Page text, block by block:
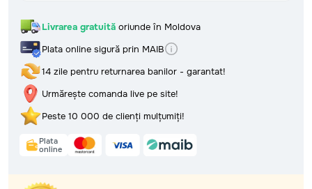
Livrarea gratuită oriunde în Moldova
Plata online sigură prin MAIB
14 zile pentru returnarea banilor - garantat!
Urmărește comanda live pe site!
Peste 10 000 de clienți mulțumiți!
Plata
online
Stoc epuizat! Toate unitățile acestui produs s-au vândut
Află timpul și costul livrării
Selectează regiunea
Selectează localitatea
Retur, rambursări și garanție
Întrebări frecvente (FAQ) și
răspunsuri
Politica de confidențialitate
Termeni și condiții